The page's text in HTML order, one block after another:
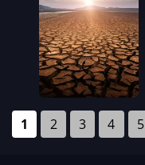
1 2 3 4 5